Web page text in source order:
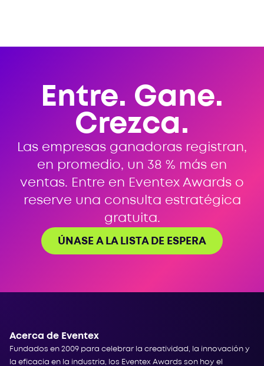
Entre. Gane.
Crezca.
Las empresas ganadoras registran,
en promedio, un 38 % más en
ventas. Entre en Eventex Awards o
reserve una consulta estratégica
gratuita.
ÚNASE A LA LISTA DE ESPERA
Acerca de Eventex
Fundados en 2009 para celebrar la creatividad, la innovación y
la eficacia en la industria, los Eventex Awards son hoy el